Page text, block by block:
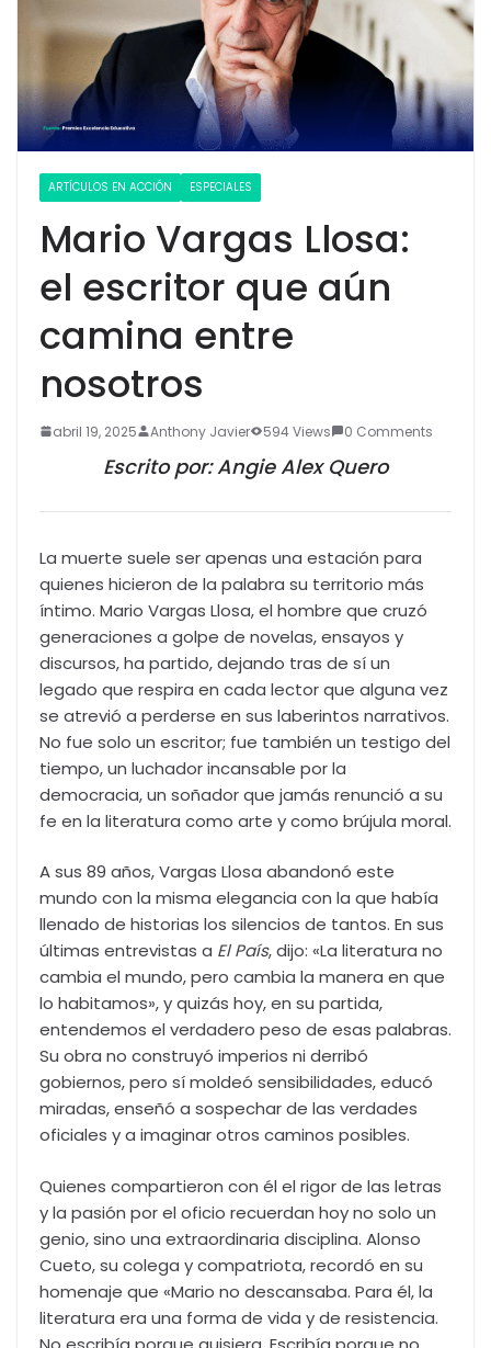
ARTÍCULOS EN ACCIÓN ESPECIALES
Mario Vargas Llosa:
el escritor que aún
camina entre
nosotros
abril 19, 2025 Anthony Javier 594 Views 0 Comments
Escrito por: Angie Alex Quero
La muerte suele ser apenas una estación para
quienes hicieron de la palabra su territorio más
íntimo. Mario Vargas Llosa, el hombre que cruzó
generaciones a golpe de novelas, ensayos y
discursos, ha partido, dejando tras de sí un
legado que respira en cada lector que alguna vez
se atrevió a perderse en sus laberintos narrativos.
No fue solo un escritor; fue también un testigo del
tiempo, un luchador incansable por la
democracia, un soñador que jamás renunció a su
fe en la literatura como arte y como brújula moral.
A sus 89 años, Vargas Llosa abandonó este
mundo con la misma elegancia con la que había
llenado de historias los silencios de tantos. En sus
últimas entrevistas a El País, dijo: «La literatura no
cambia el mundo, pero cambia la manera en que
lo habitamos», y quizás hoy, en su partida,
entendemos el verdadero peso de esas palabras.
Su obra no construyó imperios ni derribó
gobiernos, pero sí moldeó sensibilidades, educó
miradas, enseñó a sospechar de las verdades
oficiales y a imaginar otros caminos posibles.
Quienes compartieron con él el rigor de las letras
y la pasión por el oficio recuerdan hoy no solo un
genio, sino una extraordinaria disciplina. Alonso
Cueto, su colega y compatriota, recordó en su
homenaje que «Mario no descansaba. Para él, la
literatura era una forma de vida y de resistencia.